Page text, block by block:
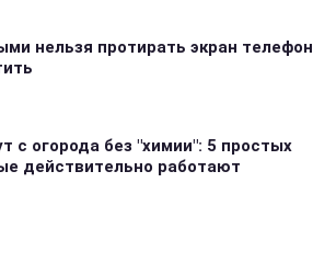
нельзя протирать экран
с огорода без "химии": 5 простых
действительно работают